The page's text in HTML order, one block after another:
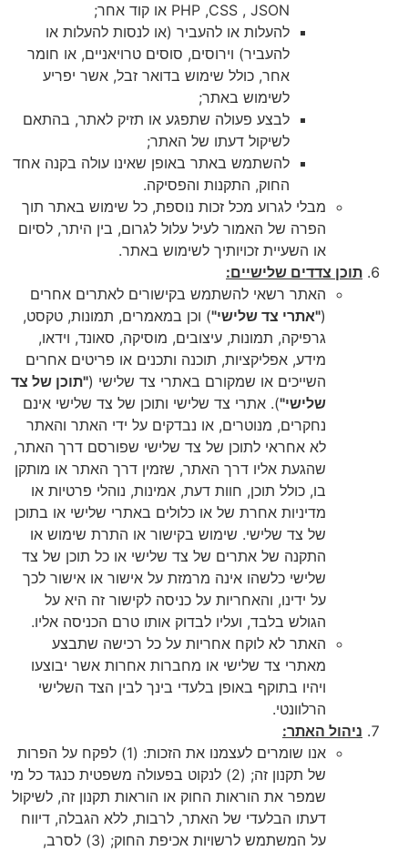
PHP ,CSS , JSON או קוד אחר;
להעלות או להעביר (או לנסות להעלות או
להעביר) וירוסים, סוסים טרויאניים, או חומר
אחר, כולל שימוש בדואר זבל, אשר יפריע
לשימוש באתר;
לבצע פעולה שתפגע או תזיק לאתר, בהתאם
לשיקול דעתו של האתר;
להשתמש באתר באופן שאינו עולה בקנה אחד
החוק, התקנות והפסיקה.
מבלי לגרוע מכל זכות נוספת, כל שימוש באתר תוך
הפרה של האמור לעיל עלול לגרום, בין היתר, לסיום
או השעיית זכויותיך לשימוש באתר.
תוכן צדדים שלישיים:
האתר רשאי להשתמש בקישורים לאתרים אחרים
("אתרי צד שלישי") וכן במאמרים, תמונות, טקסט,
גרפיקה, תמונות, עיצובים, מוסיקה, סאונד, וידאו,
מידע, אפליקציות, תוכנה ותכנים או פריטים אחרים
השייכים או שמקורם באתרי צד שלישי ("תוכן של צד
שלישי"). אתרי צד שלישי ותוכן של צד שלישי אינם
נחקרים, מנוטרים, או נבדקים על ידי האתר והאתר
לא אחראי לתוכן של צד שלישי שפורסם דרך האתר,
שהגעת אליו דרך האתר, שזמין דרך האתר או מותקן
בו, כולל תוכן, חוות דעת, אמינות, נוהלי פרטיות או
מדיניות אחרת של או כלולים באתרי שלישי או בתוכן
של צד שלישי. שימוש בקישור או התרת שימוש או
התקנה של אתרים של צד שלישי או כל תוכן של צד
שלישי כלשהו אינה מרמזת על אישור או אישור לכך
על ידינו, והאחריות על כניסה לקישור זה היא על
הגולש בלבד, ועליו לבדוק אותו טרם הכניסה אליו.
האתר לא לוקח אחריות על כל רכישה שתבצע
מאתרי צד שלישי או מחברות אחרות אשר יבוצעו
ויהיו בתוקף באופן בלעדי בינך לבין הצד השלישי
הרלוונטי.
ניהול האתר:
אנו שומרים לעצמנו את הזכות: (1) לפקח על הפרות
של תקנון זה; (2) לנקוט בפעולה משפטית כנגד כל מי
שמפר את הוראות החוק או הוראות תקנון זה, לשיקול
דעתו הבלעדי של האתר, לרבות, ללא הגבלה, דיווח
על המשתמש לרשויות אכיפת החוק; (3) לסרב,